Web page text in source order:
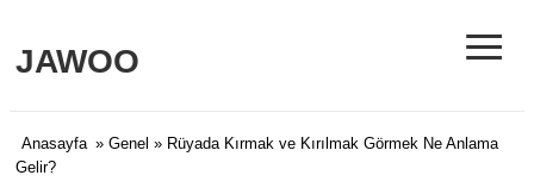
JAWOO ≡
Anasayfa » Genel » Rüyada Kırmak ve Kırılmak Görmek Ne Anlama
Gelir?